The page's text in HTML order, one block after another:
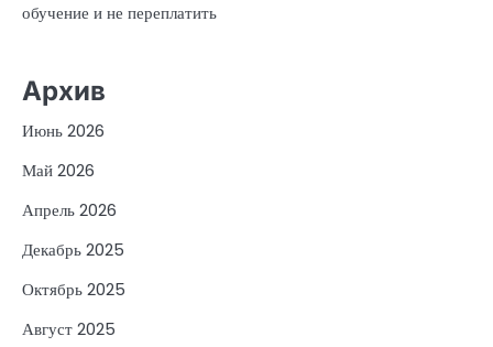
обучение и не переплатить
Архив
Июнь 2026
Май 2026
Апрель 2026
Декабрь 2025
Октябрь 2025
Август 2025